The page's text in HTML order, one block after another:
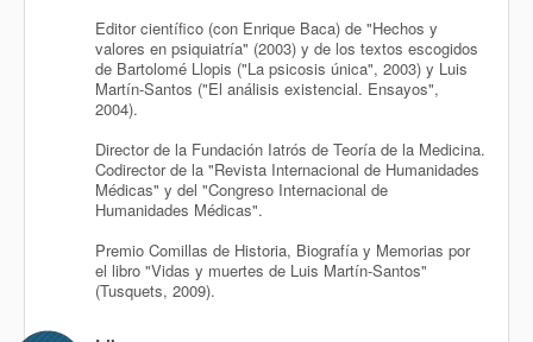
Editor científico (con Enrique Baca) de "Hechos y
valores en psiquiatría" (2003) y de los textos escogidos
de Bartolomé Llopis ("La psicosis única", 2003) y Luis
Martín-Santos ("El análisis existencial. Ensayos",
2004).
Director de la Fundación Iatrós de Teoría de la Medicina.
Codirector de la "Revista Internacional de Humanidades
Médicas" y del "Congreso Internacional de
Humanidades Médicas".
Premio Comillas de Historia, Biografía y Memorias por
el libro "Vidas y muertes de Luis Martín-Santos"
(Tusquets, 2009).